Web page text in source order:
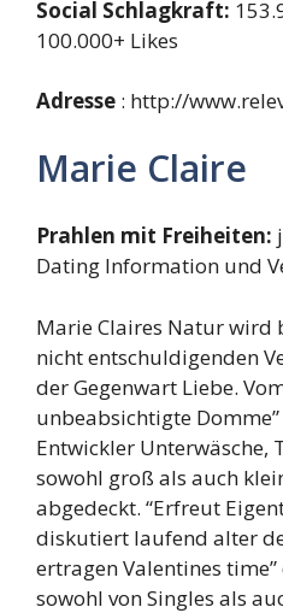
Social Schlagkraft:
100.000+ Likes
Adresse : http://
Marie Claire
Prahlen mit Freiheiten:
Dating Information und
Marie Claires Natur wird
nicht entschuldigenden
der Gegenwart Liebe.
unbeabsichtigte
Entwickler Unterwäsche,
sowohl groß als auch
abgedeckt. “Erfreut
diskutiert laufend alter
ertragen Valentines
sowohl von Singles als